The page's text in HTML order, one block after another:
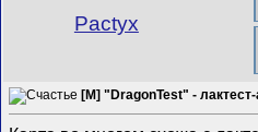
Pactyx
[M] "DragonTest" -